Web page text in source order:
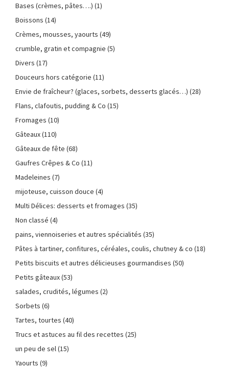
Bases (crèmes, pâtes….) (1)
Boissons (14)
Crèmes, mousses, yaourts (49)
crumble, gratin et compagnie (5)
Divers (17)
Douceurs hors catégorie (11)
Envie de fraîcheur? (glaces, sorbets, desserts glacés…) (28)
Flans, clafoutis, pudding & Co (15)
Fromages (10)
Gâteaux(110)
Gâteaux de fête (68)
Gaufres Crêpes & Co (11)
Madeleines (7)
mijoteuse, cuisson douce (4)
Multi Délices: desserts et fromages (35)
Non classé (4)
pains, viennoiseries et autres spécialités (35)
Pâtes à tartiner, confitures, céréales, coulis, chutney & co (18)
Petits biscuits et autres délicieuses gourmandises (50)
Petits gâteaux(53)
salades, crudités, légumes (2)
Sorbets (6)
Tartes, tourtes (40)
Trucs et astuces au fil des recettes (25)
un peu de sel (15)
Yaourts (9)